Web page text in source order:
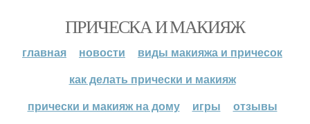
ПРИЧЕСКА И МАКИЯЖ
главная новости
виды макияжа и причесок
как делать прически и макияж
прически и макияж на дому
игры отзывы